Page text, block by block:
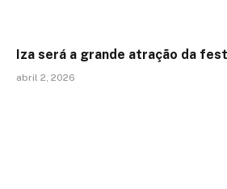
Iza será a grande atração da
abril 2, 2026